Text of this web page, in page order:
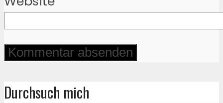
Durchsuch mich